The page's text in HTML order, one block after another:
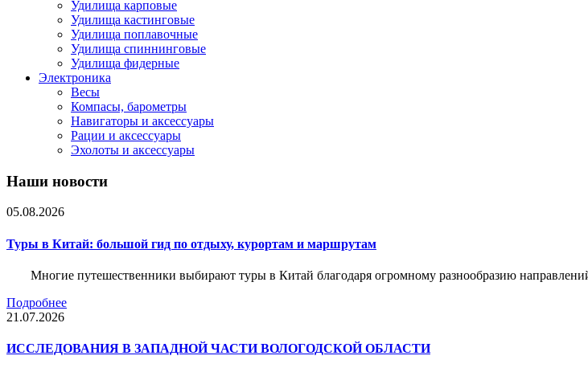
Удилища карповые
Удилища кастинговые
Удилища поплавочные
Удилища спиннинговые
Удилища фидерные
Электроника
Весы
Компасы, барометры
Навигаторы и аксессуары
Рации и аксессуары
Эхолоты и аксессуары
Наши новости
05.08.2026
Туры в Китай: большой гид по отдыху, курортам и маршрутам
Многие путешественники выбирают туры в Китай благодаря огромному разнообразию
Подробнее
21.07.2026
ИССЛЕДОВАНИЯ В ЗАПАДНОЙ ЧАСТИ ВОЛОГОДСКОЙ ОБЛАСТИ